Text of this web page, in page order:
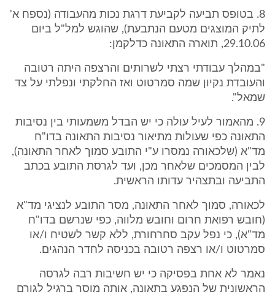
8. בטופס תביעה לקביעת דרגת נכות מהעבודה (נספח א'
לתיק המוצגים מטעם הנתבעת), שהוגש למל"ל ביום
29.10.06, תוארה התאונה כדלקמן:
"במהלך עבודתי רצתי לשרותים והרצפה היתה רטובה
והעובדת נקיון שמה סמרטוט ואז החלקתי ונפלתי על צד
שמאל".
9. מהאמור לעיל עולה כי יש הבדל משמעותי בין נסיבות
התאונה כפי שעולות מתיאור נסיבות התאונה בדו"ח
מד"א (שלכאורה נמסרו ע"י התובע סמוך לאחר התאונה),
לבין המסמכים שלאחר מכן, ועד לגרסת התובע בכתב
התביעה ובתצהיר עדותו הראשית.
לכאורה, סמוך לאחר התאונה, מסר התובע לנציגי מד"א
(חובש רפואת חרום וחובש מלווה, כפי שנרשם בדו"ח
מד"א), כי נפל עקב סחרחורת, ללא קשר לשטיח ו/או
סמרטוט ו/או רצפה רטובה בכניסה לחדר הנהגים.
נאמר לא אחת בפסיקה כי יש חשיבות רבה לגרסה
הראשונית של הנפגע בתאונה, אותה מוסר ברגיל לגורם